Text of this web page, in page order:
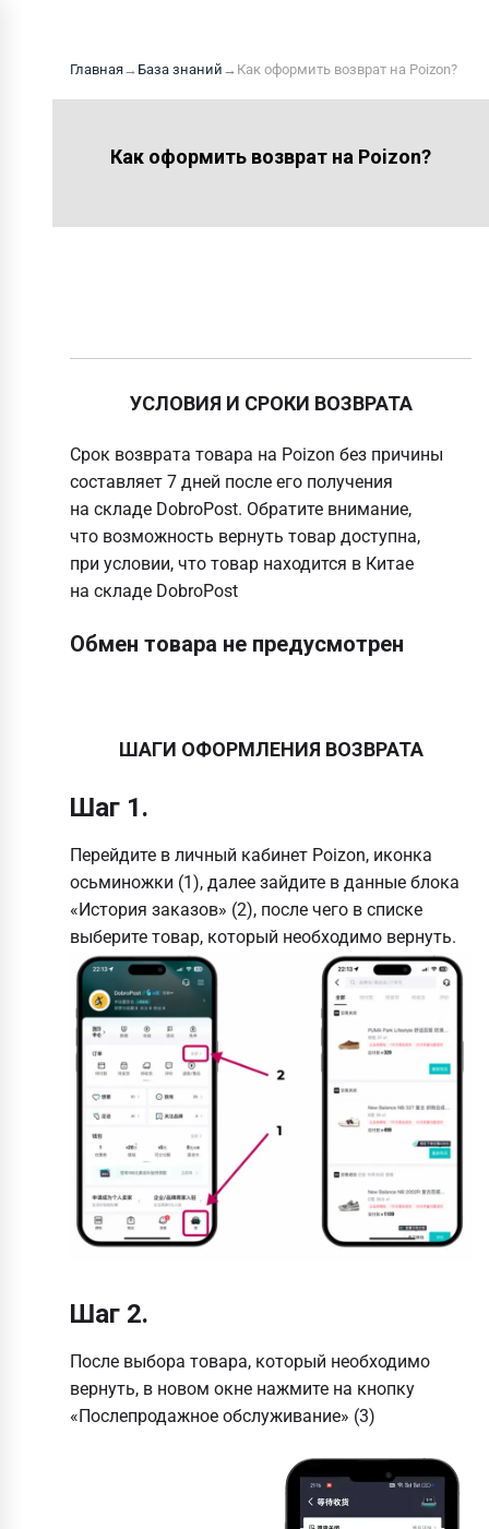
Главная→ База знаний → Как оформить возврат на Poizon?
Как оформить возврат на Poizon?
УСЛОВИЯ И СРОКИ ВОЗВРАТА
Срок возврата товара на Poizon без причины
составляет 7 дней после его получения
на складе DobroPost. Обратите внимание,
что возможность вернуть товар доступна,
при условии, что товар находится в Китае
на складе DobroPost
Обмен товара не предусмотрен
ШАГИ ОФОРМЛЕНИЯ ВОЗВРАТА
Шаг 1.
Перейдите в личный кабинет Poizon, иконка
осьминожки (1), далее зайдите в данные блока
«История заказов» (2), после чего в списке
выберите товар, который необходимо вернуть.
Шаг 2.
После выбора товара, который необходимо
вернуть, в новом окне нажмите на кнопку
«Послепродажное обслуживание» (3)